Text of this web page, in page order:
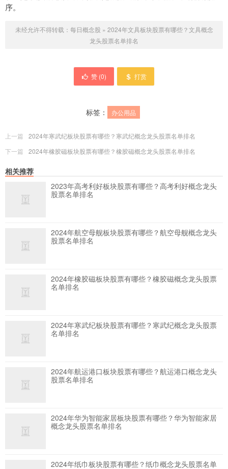
序。
未经允许不得转载： 每日概念股 » 2024年文具板块股票有哪些？文具概念
龙头股票名单排名
赞 (0) 打赏
标签： 办公用品
上一篇
2024年寒武纪板块股票有哪些？寒武纪概念龙头股票名单排名
下一篇
2024年橡胶磁板块股票有哪些？橡胶磁概念龙头股票名单排名
相关推荐
2023年高考利好板块股票有哪些？高考利好概念龙头
股票名单排名
2024年航空母舰板块股票有哪些？航空母舰概念龙头
股票名单排名
2024年橡胶磁板块股票有哪些？橡胶磁概念龙头股票
名单排名
2024年寒武纪板块股票有哪些？寒武纪概念龙头股票
名单排名
2024年航运港口板块股票有哪些？航运港口概念龙头
股票名单排名
2024年华为智能家居板块股票有哪些？华为智能家居
概念龙头股票名单排名
2024年纸巾板块股票有哪些？纸巾概念龙头股票名单